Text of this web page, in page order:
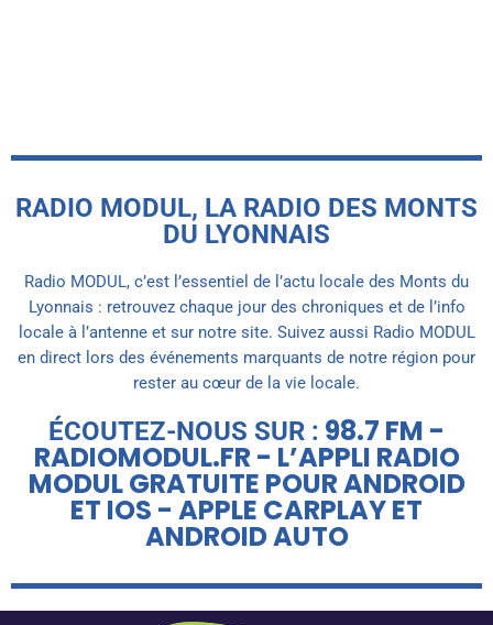
RADIO MODUL, LA RADIO DES MONTS
DU LYONNAIS
Radio MODUL, c’est l’essentiel de l’actu locale des Monts du
Lyonnais : retrouvez chaque jour des chroniques et de l’info
locale à l’antenne et sur notre site. Suivez aussi Radio MODUL
en direct lors des événements marquants de notre région pour
rester au cœur de la vie locale.
ÉCOUTEZ-NOUS SUR : 98.7 FM -
RADIOMODUL.FR - L’APPLI RADIO
MODUL GRATUITE POUR ANDROID
ET IOS - APPLE CARPLAY ET
ANDROID AUTO